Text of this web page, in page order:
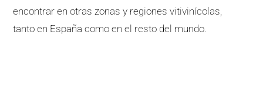
encontrar en otras zonas y regiones vitivinícolas,
tanto en España como en el resto del mundo.